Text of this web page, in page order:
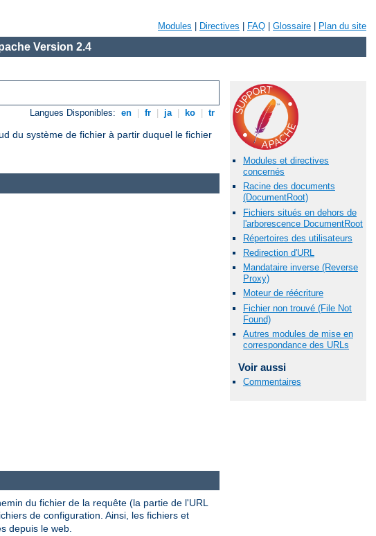
Modules Directives FAQ Glossaire Plan du site
Version 2.4
Langues Disponibles: en fr ja ko tr
du système de fichier à partir duquel le fichier
Modules et directives
concernés
Racine des documents
(DocumentRoot)
Fichiers situés en dehors de
l'arborescence DocumentRoot
Répertoires des utilisateurs
Redirection d'URL
Mandataire inverse (Reverse
Proxy)
Moteur de réécriture
Fichier non trouvé (File Not
Found)
Autres modules de mise en
correspondance des URLs
Voir aussi
Commentaires
du fichier de la requête (la partie de l'URL
de configuration. Ainsi, les fichiers et
depuis le web.